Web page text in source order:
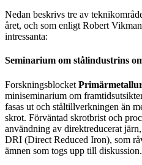
Nedan beskrivs tre av
året, och som enligt Robert
intressanta:
Seminarium om stålindustrins
Forskningsblocket
miniseminarium om
fasas ut och ståltillverkningen än
skrot. Förväntad skrotbrist och
användning av direktreducerat
DRI (Direct Reduced Iron), som
ämnen som togs upp till diskussion.